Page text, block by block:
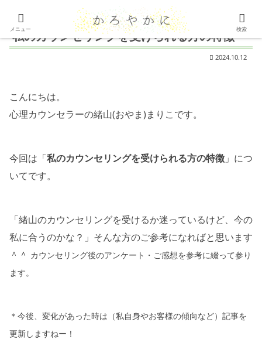
私のカウンセリングを受けられる方の特徴
2024.10.12
こんにちは。
心理カウンセラーの緒山(おやま)まりこです。
今回は「私のカウンセリングを受けられる方の特徴 」につ
いてです。
「緒山のカウンセリングを受けるか迷っているけど、今の
私に合うのかな？」そんな方のご参考になればと思います
＾＾ カウンセリング後のアンケート・ご感想を参考に綴って参り
ます。
＊今後、変化があった時は（私自身やお客様の傾向など）記事を
更新しますねー！
メニュー 検索